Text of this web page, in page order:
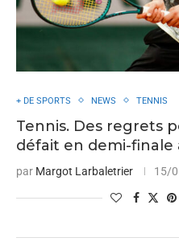
+ DE SPORTS NEWS TENNIS
Tennis. Des regrets
défait en demi-finale
par Margot Larbaletrier 15/